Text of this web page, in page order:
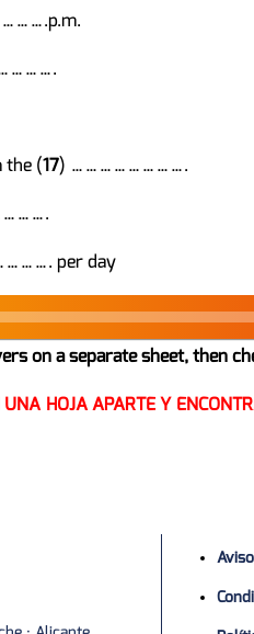
the (17) …………………….
per day
on a separate sheet, then
UNA HOJA APARTE Y